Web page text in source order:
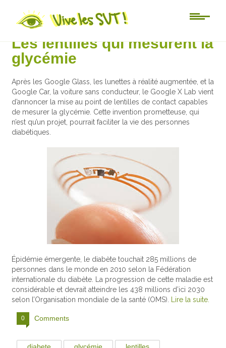
Actu-sciences
Les lentilles qui mesurent la
glycémie
Après les Google Glass, les lunettes à réalité augmentée, et la
Google Car, la voiture sans conducteur, le Google X Lab vient
d’annoncer la mise au point de lentilles de contact capables
de mesurer la glycémie. Cette invention prometteuse, qui
n’est qu’un projet, pourrait faciliter la vie des personnes
diabétiques.
Épidémie émergente, le diabète touchait 285 millions de
personnes dans le monde en 2010 selon la Fédération
internationale du diabète. La progression de cette maladie est
considérable et devrait atteindre les 438 millions d’ici 2030
selon l’Organisation mondiale de la santé (OMS).
Lire la suite.
0 Comments